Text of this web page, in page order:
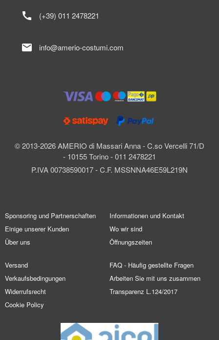
© 2013-2026 AMERIO di Massari Anna - C.so Vercelli 71/D
- 10155 Torino - 011 2478221
P.IVA 00738590017 - C.F. MSSNNA46E59L219N
call (+39) 011 2478221
mail info@amerio-costumi.com
Sponsoring und Partnerschaften
Einige unserer Kunden
Über uns
Informationen und Kontakt
Wo wir sind
Öffnungszeiten
Versand
Verkaufsbedingungen
Widerrufsrecht
Cookie Policy
FAQ - Häufig gestellte Fragen
Arbeiten Sie mit uns zusammen
Transparenz L.124/2017